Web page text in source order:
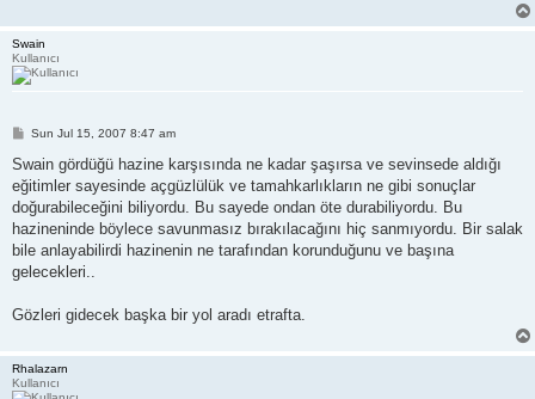
Swain
Kullanıcı
P
s
Sun Jul 15, 2007 8:47 am
Swain gördüğü hazine karşısında ne kadar şaşırsa ve sevinsede aldığı
eğitimler sayesinde açgüzlülük ve tamahkarlıkların ne gibi sonuçlar
doğurabileceğini biliyordu. Bu sayede ondan öte durabiliyordu. Bu
hazineninde böylece savunmasız bırakılacağını hiç sanmıyordu. Bir salak
bile anlayabilirdi hazinenin ne tarafından korunduğunu ve başına
gelecekleri..
Gözleri gidecek başka bir yol aradı etrafta.
Rhalazarn
Kullanıcı